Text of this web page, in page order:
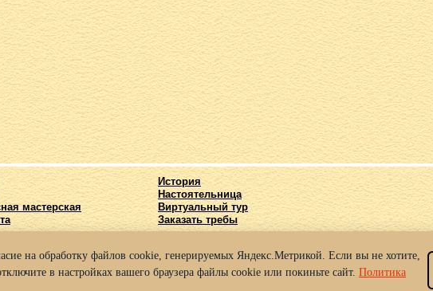
История
Настоятельница
мастерская
Виртуальный тур
Заказать требы
Архиерейское подворье храма во имя Святых Кирилла и Мефодия г. Нижний Новгород.
на обработку файлов cookie, генерируемых Яндекс.Метрикой. Если вы не хотите,
в настройках вашего браузера файлы cookie или покиньте сайт. Политика